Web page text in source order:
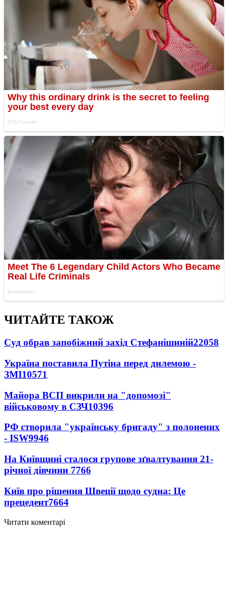
ЧИТАЙТЕ ТАКОЖ
Суд обрав запобіжний захід Стефанішиній22058
Україна поставила Путіна перед дилемою -
ЗМІ10571
Майора ВСП викрили на "допомозі"
військовому в СЗЧ10396
РФ створила "українську бригаду" з полонених
- ISW9946
На Київщині сталося групове зґвалтування 21-
річної дівчини 7766
Київ про рішення Швеції щодо судна: Це
прецедент7664
Читати коментарі